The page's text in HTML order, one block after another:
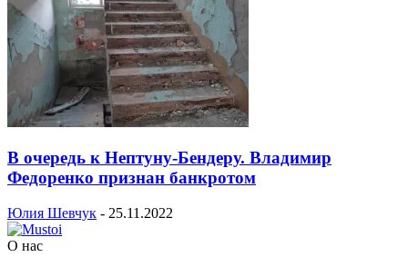
В очередь к Нептуну-Бендеру. Владимир
Федоренко признан банкротом
Юлия Шевчук - 25.11.2022
О нас